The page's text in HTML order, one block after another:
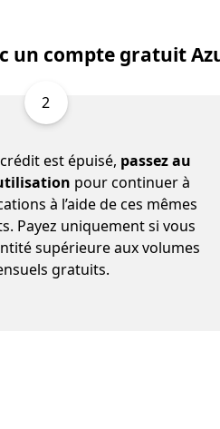
un compte gratuit
2
est épuisé, passez au
pour continuer à
à l’aide de ces mêmes
Payez uniquement si vous
supérieure aux volumes
gratuits.